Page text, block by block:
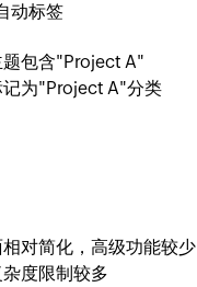
动标签
包含"Project A"
为"Project A"分类
对简化，高级功能较少
度限制较多